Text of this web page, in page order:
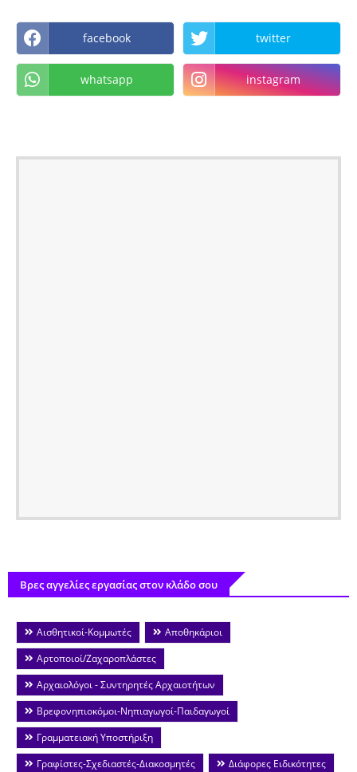
facebook twitter
whatsapp instagram
Βρες αγγελίες εργασίας στον κλάδο σου
Αισθητικοί-Κομμωτές
Αποθηκάριοι
Αρτοποιοί/Ζαχαροπλάστες
Αρχαιολόγοι - Συντηρητές Αρχαιοτήτων
Βρεφονηπιοκόμοι-Νηπιαγωγοί-Παιδαγωγοί
Γραμματειακή Υποστήριξη
Γραφίστες-Σχεδιαστές-Διακοσμητές
Διάφορες Ειδικότητες